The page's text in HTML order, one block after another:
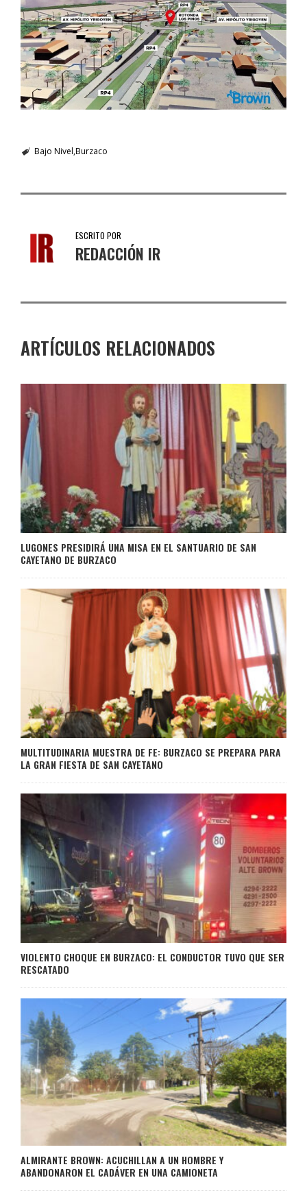
Bajo Nivel Burzaco
ESCRITO POR
REDACCIÓN IR
ARTÍCULOS RELACIONADOS
LUGONES PRESIDIRÁ UNA MISA EN EL SANTUARIO DE SAN
CAYETANO DE BURZACO
MULTITUDINARIA MUESTRA DE FE: BURZACO SE PREPARA PARA
LA GRAN FIESTA DE SAN CAYETANO
VIOLENTO CHOQUE EN BURZACO: EL CONDUCTOR TUVO QUE SER
RESCATADO
ALMIRANTE BROWN: ACUCHILLAN A UN HOMBRE Y
ABANDONARON EL CADÁVER EN UNA CAMIONETA